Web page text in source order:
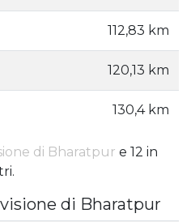
112,83 km
120,13 km
130,4 km
di Bharatpur e 12 in
di Bharatpur